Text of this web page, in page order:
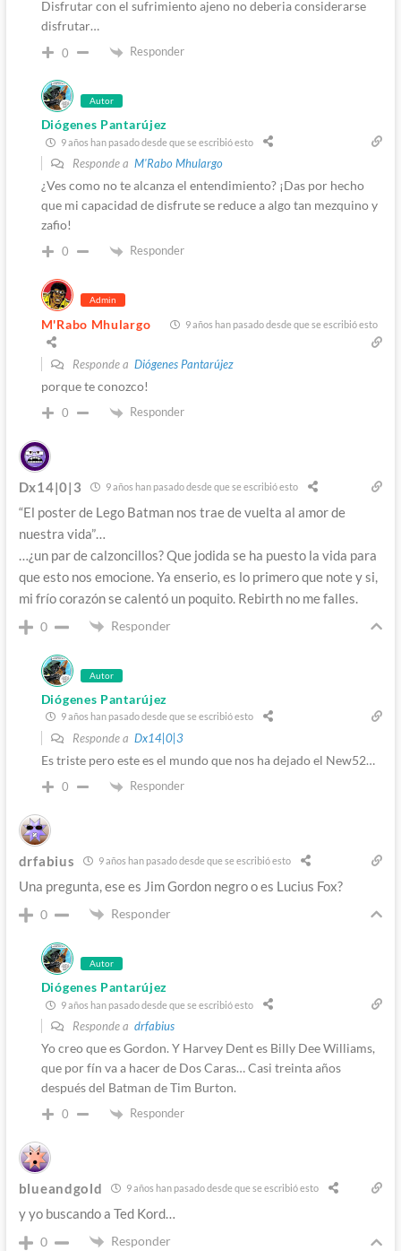
Disfrutar con el sufrimiento ajeno no deberia considerarse
disfrutar…
0 Responder
Autor
Diógenes Pantarújez
9 años han pasado desde que se escribió esto
Responde a M'Rabo Mhulargo
¿Ves como no te alcanza el entendimiento? ¡Das por hecho
que mi capacidad de disfrute se reduce a algo tan mezquino y
zafio!
0 Responder
Admin
M'Rabo Mhulargo 9 años han pasado desde que se escribió esto
Responde a Diógenes Pantarújez
porque te conozco!
0 Responder
Dx14|0|3 9 años han pasado desde que se escribió esto
“El poster de Lego Batman nos trae de vuelta al amor de
nuestra vida”…
…¿un par de calzoncillos? Que jodida se ha puesto la vida para
que esto nos emocione. Ya enserio, es lo primero que note y si,
mi frío corazón se calentó un poquito. Rebirth no me falles.
0 Responder
Autor
Diógenes Pantarújez
9 años han pasado desde que se escribió esto
Responde a Dx14|0|3
Es triste pero este es el mundo que nos ha dejado el New52…
0 Responder
drfabius 9 años han pasado desde que se escribió esto
Una pregunta, ese es Jim Gordon negro o es Lucius Fox?
0 Responder
Autor
Diógenes Pantarújez
9 años han pasado desde que se escribió esto
Responde a drfabius
Yo creo que es Gordon. Y Harvey Dent es Billy Dee Williams,
que por fín va a hacer de Dos Caras… Casi treinta años
después del Batman de Tim Burton.
0 Responder
blueandgold 9 años han pasado desde que se escribió esto
y yo buscando a Ted Kord…
0 Responder